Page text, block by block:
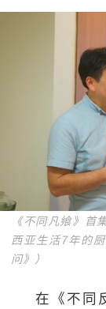
《不同凡飨》
西亚生活7年的
问》）
在《不同